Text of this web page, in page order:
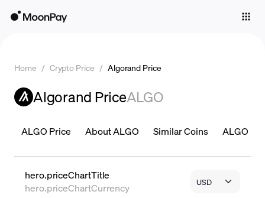
Crypto Prices
Home / Crypto Price / Algorand Price
Algorand PriceALGO
ALGO Price About ALGO Similar Coins ALGO
hero.priceChartTitle
hero.priceChartCurrency